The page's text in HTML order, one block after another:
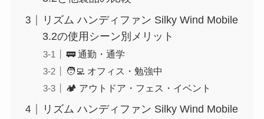
リズム ハンディファン Silky Wind Mobile
3.2の使用シーン別メリット
🚃 通勤・通学
🧑‍💻 オフィス・勉強中
🏕 アウトドア・フェス・イベント
リズム ハンディファン Silky Wind Mobile